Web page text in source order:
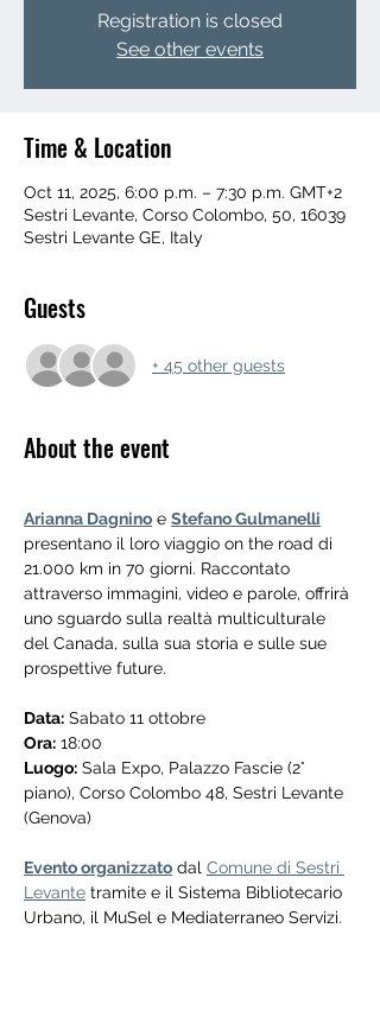
Registration is closed
See other events
Time & Location
Oct 11, 2025, 6:00 p.m. – 7:30 p.m. GMT+2
Sestri Levante, Corso Colombo, 50, 16039
Sestri Levante GE, Italy
Guests
+ 45 other guests
About the event
Arianna Dagnino e Stefano Gulmanelli
presentano il loro viaggio on the road di
21.000 km in 70 giorni. Raccontato
attraverso immagini, video e parole, offrirà
uno sguardo sulla realtà multiculturale
del Canada, sulla sua storia e sulle sue
prospettive future.
Data: Sabato 11 ottobre
Ora: 18:00
Luogo: Sala Expo, Palazzo Fascie (2°
piano), Corso Colombo 48, Sestri Levante
(Genova)
Evento organizzato dal Comune di Sestri
Levante tramite e il Sistema Bibliotecario
Urbano, il MuSel e Mediaterraneo Servizi.